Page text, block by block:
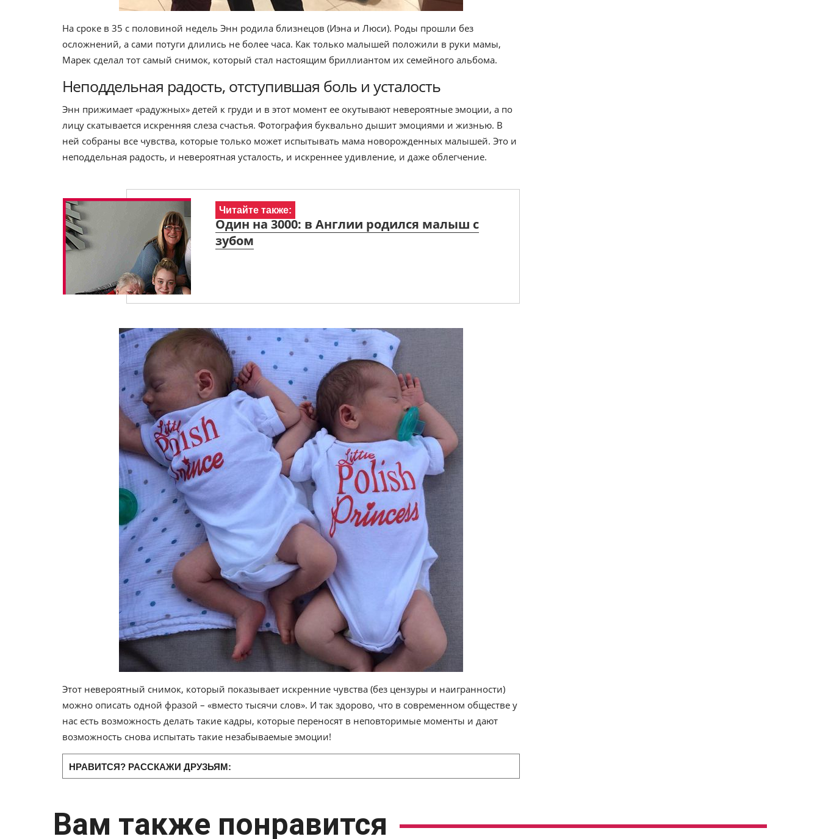
На сроке в 35 с половиной недель Энн родила близнецов (Иэна и Люси). Роды прошли без
осложнений, а сами потуги длились не более часа. Как только малышей положили в руки мамы,
Марек сделал тот самый снимок, который стал настоящим бриллиантом их семейного альбома.
Неподдельная радость, отступившая боль и усталость
Энн прижимает «радужных» детей к груди и в этот момент ее окутывают невероятные эмоции, а по
лицу скатывается искренняя слеза счастья. Фотография буквально дышит эмоциями и жизнью. В
ней собраны все чувства, которые только может испытывать мама новорожденных малышей. Это и
неподдельная радость, и невероятная усталость, и искреннее удивление, и даже облегчение.
Читайте также:
Один на 3000: в Англии родился малыш с
зубом
Этот невероятный снимок, который показывает искренние чувства (без цензуры и наигранности)
можно описать одной фразой – «вместо тысячи слов». И так здорово, что в современном обществе у
нас есть возможность делать такие кадры, которые переносят в неповторимые моменты и дают
возможность снова испытать такие незабываемые эмоции!
НРАВИТСЯ? РАССКАЖИ ДРУЗЬЯМ:
Вам также понравится